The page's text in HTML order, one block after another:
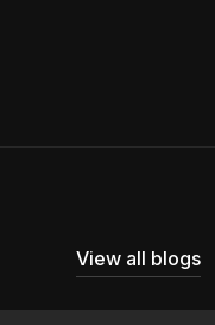
View all blogs